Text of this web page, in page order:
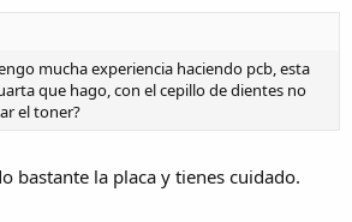
mucha experiencia haciendo pcb, esta
que hago, con el cepillo de dientes no
el toner?
bastante la placa y tienes cuidado.